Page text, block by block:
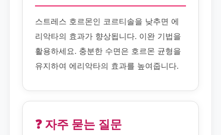
스트레스 호르몬인 코르티솔을 낮추면 에
리악타의 효과가 향상됩니다. 이완 기법을
활용하세요. 충분한 수면은 호르몬 균형을
유지하여 에리악타의 효과를 높여줍니다.
❓ 자주 묻는 질문